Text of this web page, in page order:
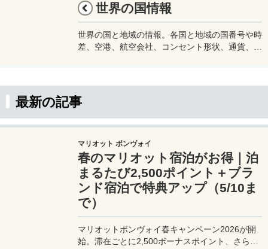
世界の国情報
世界の国と地域の情報。各国と地域の国番号や時
差、空港、航空会社、コンセント形状、通貨、水
最新の記事
マリオット ボンヴォイ
春のマリオット宿泊がお得｜泊
まるたび2,500ポイント＋ブラ
ンド宿泊で特典アップ（5/10ま
で）
マリオットボンヴォイ春キャンペーン2026が開
始。滞在ごとに2,500ボーナスポイント、さらに